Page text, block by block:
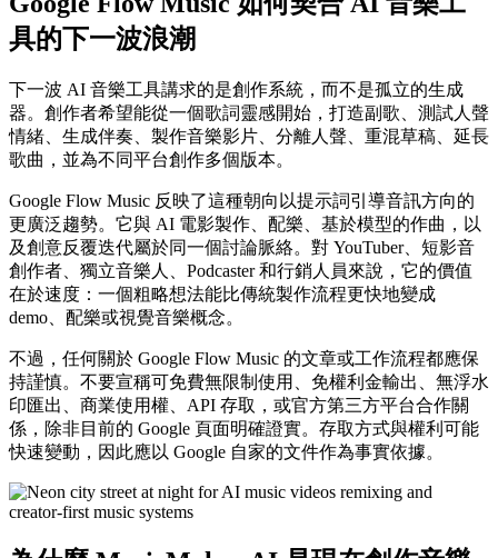
具的下一波浪潮
下一波 AI 音樂工具講求的是創作系統，而不是孤立的生成
器。創作者希望能從一個歌詞靈感開始，打造副歌、測試人聲
情緒、生成伴奏、製作音樂影片、分離人聲、重混草稿、延長
歌曲，並為不同平台創作多個版本。
Google Flow Music 反映了這種朝向以提示詞引導音訊方向的
更廣泛趨勢。它與 AI 電影製作、配樂、基於模型的作曲，以
及創意反覆迭代屬於同一個討論脈絡。對 YouTuber、短影音
創作者、獨立音樂人、Podcaster 和行銷人員來說，它的價值
在於速度：一個粗略想法能比傳統製作流程更快地變成
demo、配樂或視覺音樂概念。
不過，任何關於 Google Flow Music 的文章或工作流程都應保
持謹慎。不要宣稱可免費無限制使用、免權利金輸出、無浮水
印匯出、商業使用權、API 存取，或官方第三方平台合作關
係，除非目前的 Google 頁面明確證實。存取方式與權利可能
快速變動，因此應以 Google 自家的文件作為事實依據。